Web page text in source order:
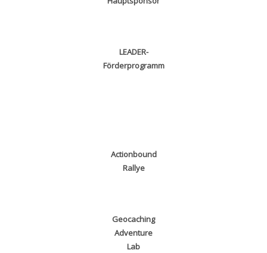
LEADER-
Förderprogramm
Actionbound
Rallye
Geocaching
Adventure
Lab